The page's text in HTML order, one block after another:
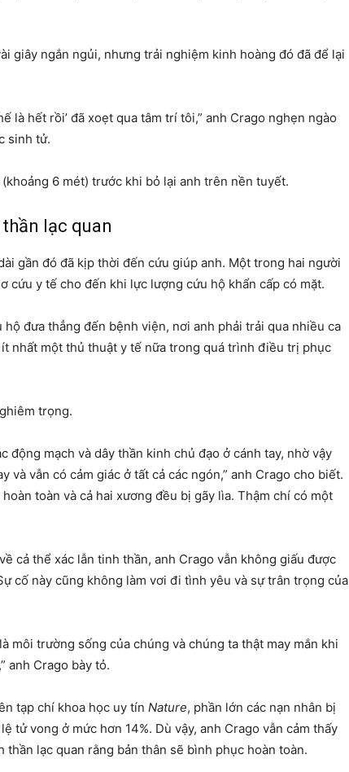
giây ngắn ngủi, nhưng trải nghiệm kinh hoàng đó đã để lại
là hết rồi’ đã xoẹt qua tâm trí tôi,” anh Crago nghẹn ngào
sinh tử.
6 mét) trước khi bỏ lại anh trên nền tuyết.
lạc quan
gần đó đã kịp thời đến cứu giúp anh. Một trong hai người
cứu y tế cho đến khi lực lượng cứu hộ khẩn cấp có mặt.
đưa thẳng đến bệnh viện, nơi anh phải trải qua nhiều ca
nhất một thủ thuật y tế nữa trong quá trình điều trị phục
trọng.
động mạch và dây thần kinh chủ đạo ở cánh tay, nhờ vậy
và vẫn có cảm giác ở tất cả các ngón,” anh Crago cho biết.
toàn và cả hai xương đều bị gãy lìa. Thậm chí có một
cả thể xác lẫn tinh thần, anh Crago vẫn không giấu được
cố này cũng không làm vơi đi tình yêu và sự trân trọng của
môi trường sống của chúng và chúng ta thật may mắn khi
anh Crago bày tỏ.
tạp chí khoa học uy tín Nature, phần lớn các nạn nhân bị
tử vong ở mức hơn 14%. Dù vậy, anh Crago vẫn cảm thấy
lạc quan rằng bản thân sẽ bình phục hoàn toàn.